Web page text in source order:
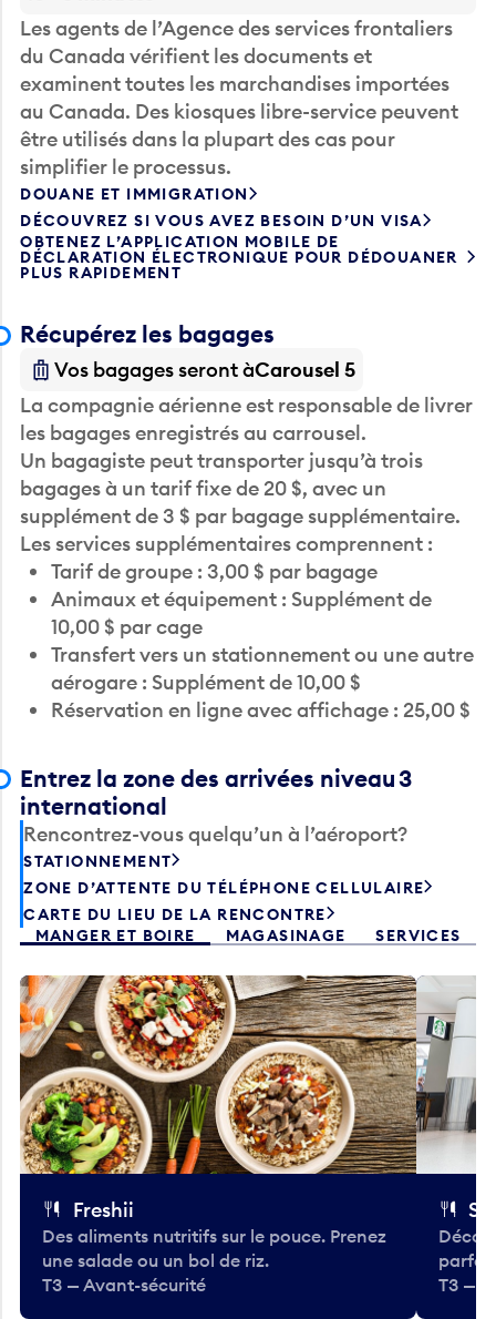
Les agents de l’Agence des services frontaliers
du Canada vérifient les documents et
examinent toutes les marchandises importées
au Canada. Des kiosques libre-service peuvent
être utilisés dans la plupart des cas pour
simplifier le processus.
DOUANE ET IMMIGRATION
DÉCOUVREZ SI VOUS AVEZ BESOIN D’UN VISA
OBTENEZ L’APPLICATION MOBILE DE
DÉCLARATION ÉLECTRONIQUE POUR DÉDOUANER
PLUS RAPIDEMENT
Récupérez les bagages
Vos bagages seront àCarousel 5
La compagnie aérienne est responsable de livrer
les bagages enregistrés au carrousel.
Un bagagiste peut transporter jusqu’à trois
bagages à un tarif fixe de 20 $, avec un
supplément de 3 $ par bagage supplémentaire.
Les services supplémentaires comprennent :
Tarif de groupe : 3,00 $ par bagage
Animaux et équipement : Supplément de
10,00 $ par cage
Transfert vers un stationnement ou une autre
aérogare : Supplément de 10,00 $
Réservation en ligne avec affichage : 25,00 $
Entrez la zone des arrivées niveau 3
international
Rencontrez-vous quelqu’un à l’aéroport?
STATIONNEMENT
ZONE D’ATTENTE DU TÉLÉPHONE CELLULAIRE
CARTE DU LIEU DE LA RENCONTRE
MANGER ET BOIRE
MAGASINAGE SERVICES
Freshii
Des aliments nutritifs sur le pouce. Prenez
une salade ou un bol de riz.
T3 — Avant-sécurité
T3 —